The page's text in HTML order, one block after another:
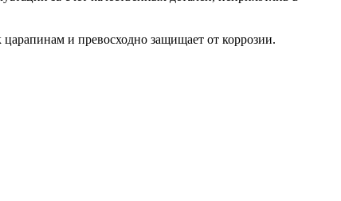
и превосходно защищает от коррозии.